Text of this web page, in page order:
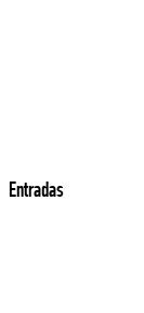
Entradas